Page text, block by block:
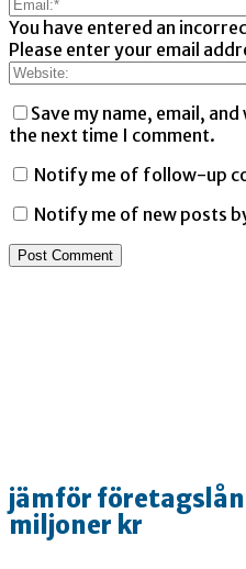
You have entered an
Please enter your email
Save my name, email,
the next time I comment.
Notify me of follow-up
Notify me of new posts
jämför företagslån
miljoner kr